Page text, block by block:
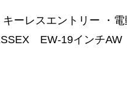
ーレスエントリー ・
EW-19インチAW